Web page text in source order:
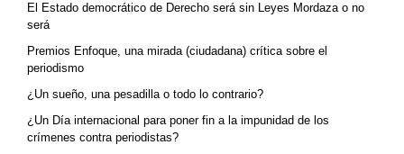
El Estado democrático de Derecho será sin Leyes Mordaza o no
será
Premios Enfoque, una mirada (ciudadana) crítica sobre el
periodismo
¿Un sueño, una pesadilla o todo lo contrario?
¿Un Día internacional para poner fin a la impunidad de los
crímenes contra periodistas?